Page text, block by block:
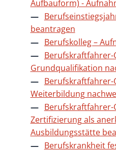
Aufbauform) -
beantragen
Berufskolleg –
Berufskraftfahrer-
Grundqualifikation
Berufskraftfahrer-
Weiterbildung
Berufskraftfahrer-
Zertifizierung als
Ausbildungsstätte
Berufskrankheit